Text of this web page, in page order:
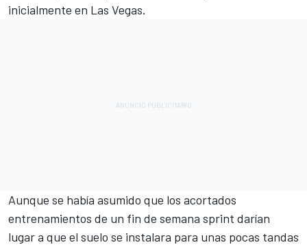
inicialmente en Las Vegas.
Aunque se había asumido que los acortados
entrenamientos de un fin de semana sprint darían
lugar a que el suelo se instalara para unas pocas tandas